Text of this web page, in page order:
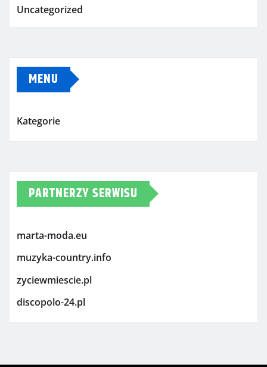
Uncategorized
MENU
Kategorie
PARTNERZY SERWISU
marta-moda.eu
muzyka-country.info
zyciewmiescie.pl
discopolo-24.pl